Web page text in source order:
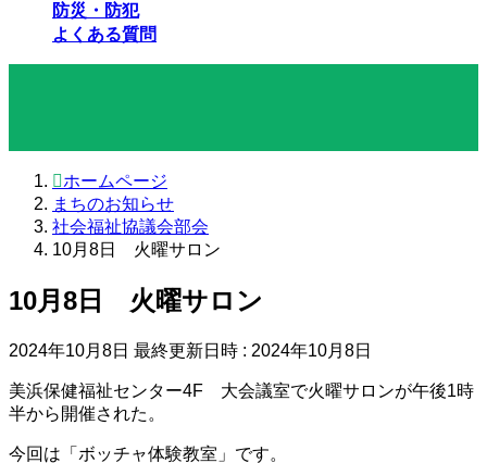
防災・防犯
よくある質問
ホームページ
まちのお知らせ
社会福祉協議会部会
10月8日 火曜サロン
10月8日 火曜サロン
2024年10月8日 最終更新日時 : 2024年10月8日
美浜保健福祉センター4F 大会議室で火曜サロンが午後1時
半から開催された。
今回は「ボッチャ体験教室」です。